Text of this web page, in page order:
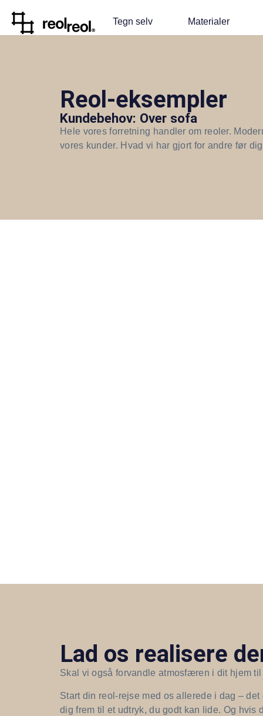
Tegn selv Materialer
Reol-eksempler
Kundebehov: Over sofa
Hele vores forretning handler om reoler.
vores kunder. Hvad vi har gjort for andre før
Lad os realisere
Skal vi også forvandle atmosfæren i dit hjem
Start din reol-rejse med os allerede i dag –
dig frem til et udtryk, du godt kan lide. Og